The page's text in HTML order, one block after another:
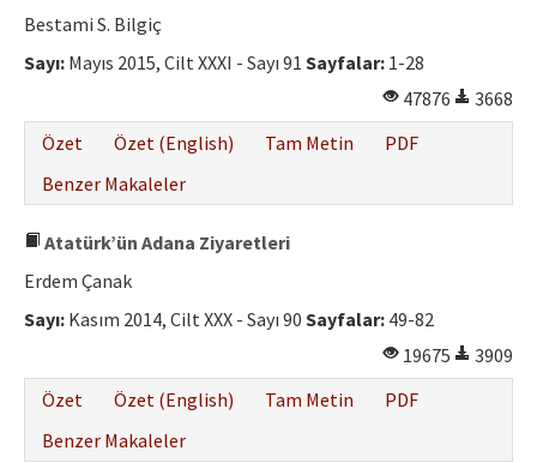
Bestami S. Bilgiç
Sayı: Mayıs 2015, Cilt XXXI - Sayı 91 Sayfalar: 1-28
47876
3668
Özet
Özet (English) Tam Metin
PDF
Benzer Makaleler
Atatürk’ün Adana Ziyaretleri
Erdem Çanak
Sayı: Kasım 2014, Cilt XXX - Sayı 90 Sayfalar: 49-82
19675
3909
Özet
Özet (English) Tam Metin
PDF
Benzer Makaleler